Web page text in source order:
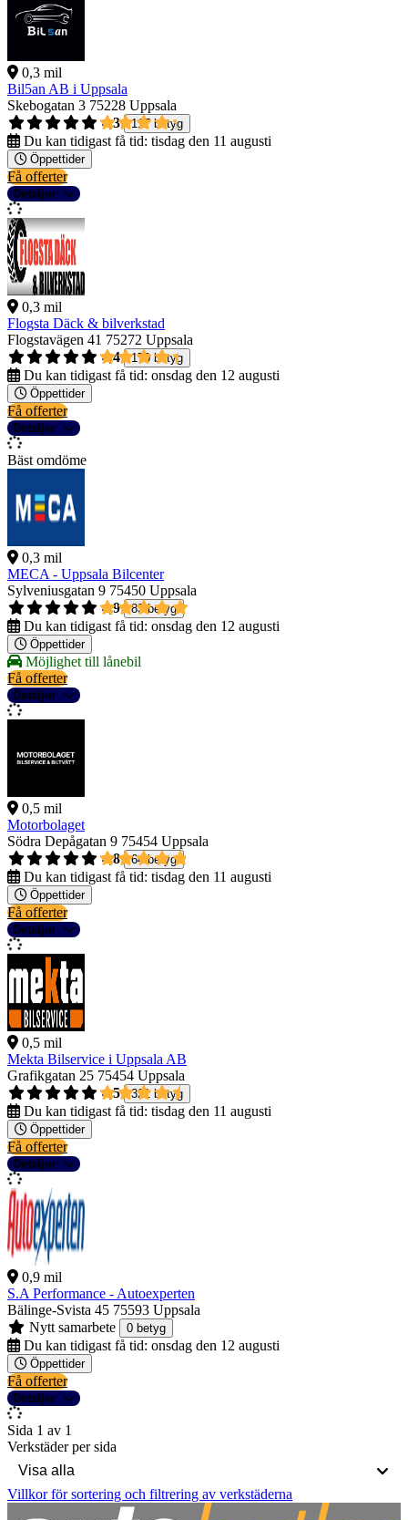
0,3 mil
Bil5an AB i Uppsala
Skebogatan 3 75228 Uppsala
4,3
117 betyg
Du kan tidigast få tid: tisdag den 11 augusti
Öppettider
Få offerter
Detaljer
0,3 mil
Flogsta Däck & bilverkstad
Flogstavägen 41 75272 Uppsala
4,4
170 betyg
Du kan tidigast få tid: onsdag den 12 augusti
Öppettider
Få offerter
Detaljer
Bäst omdöme
0,3 mil
MECA - Uppsala Bilcenter
Sylveniusgatan 9 75450 Uppsala
4,9
83 betyg
Du kan tidigast få tid: onsdag den 12 augusti
Öppettider
Möjlighet till lånebil
Få offerter
Detaljer
0,5 mil
Motorbolaget
Södra Depågatan 9 75454 Uppsala
4,8
64 betyg
Du kan tidigast få tid: tisdag den 11 augusti
Öppettider
Få offerter
Detaljer
0,5 mil
Mekta Bilservice i Uppsala AB
Grafikgatan 25 75454 Uppsala
4,5
321 betyg
Du kan tidigast få tid: tisdag den 11 augusti
Öppettider
Få offerter
Detaljer
0,9 mil
S.A Performance - Autoexperten
Bälinge-Svista 45 75593 Uppsala
Nytt samarbete
0 betyg
Du kan tidigast få tid: onsdag den 12 augusti
Öppettider
Få offerter
Detaljer
Sida 1 av 1
Verkstäder per sida
Villkor för sortering och filtrering av verkstäderna